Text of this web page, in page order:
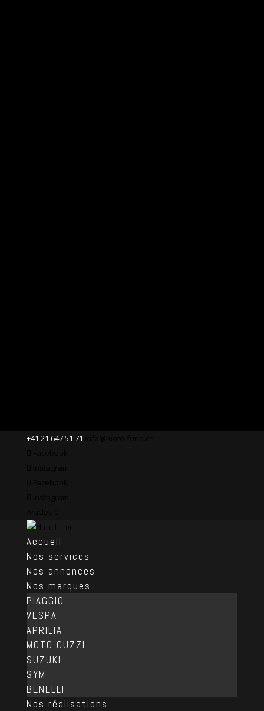
+41 21 647 51 71
Accueil
Nos services
Nos annonces
Nos marques
PIAGGIO
VESPA
APRILIA
MOTO GUZZI
SUZUKI
SYM
BENELLI
Nos réalisations